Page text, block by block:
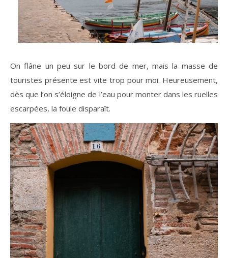
On flâne un peu sur le bord de mer, mais la masse de
touristes présente est vite trop pour moi. Heureusement,
dès que l’on s’éloigne de l’eau pour monter dans les ruelles
escarpées, la foule disparaît.